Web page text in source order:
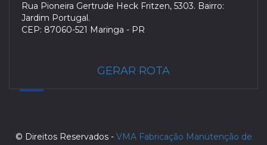
Rua Pioneira Gertrude Heck Fritzen, 5303. Bairro:
Jardim Portugal.
CEP: 87060-521 Maringa - PR
GERAR ROTA
© Direitos Reservados - VMA Fabricação Manutenção de